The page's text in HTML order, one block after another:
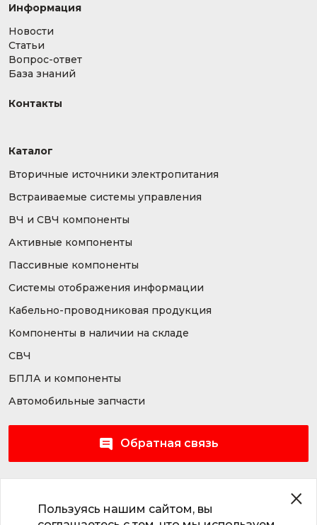
Пользуясь нашим сайтом, вы
Информация
Новости
Статьи
Вопрос-ответ
База знаний
Контакты
Каталог
Вторичные источники электропитания
Встраиваемые системы управления
ВЧ и СВЧ компоненты
Активные компоненты
Пассивные компоненты
Системы отображения информации
Кабельно-проводниковая продукция
Компоненты в наличии на складе
СВЧ
БПЛА и компоненты
Автомобильные запчасти
Обратная связь
Политика обработки персональных данных